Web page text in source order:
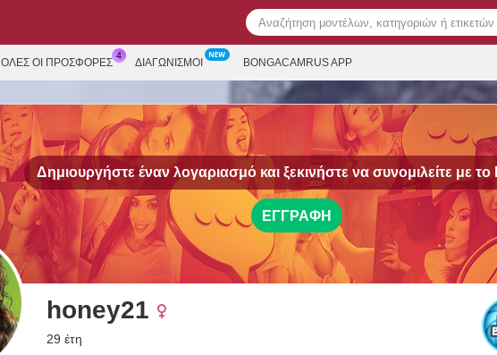
ΟΛΕΣ ΟΙ ΠΡΟΣΦΟΡΕΣ ΔΙΑΓΩΝΙΣΜΟΊ BONGACAMRUS APP
Δημιουργήστε έναν λογαριασμό και ξεκινήστε να συνομιλείτε με το
ΕΓΓΡΑΦΉ
honey21
29 έτη